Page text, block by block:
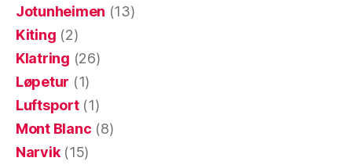
Jotunheimen (13)
Kiting (2)
Klatring (26)
Løpetur (1)
Luftsport(1)
Mont Blanc (8)
Narvik(15)